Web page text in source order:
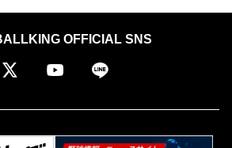
OFFICIAL SNS